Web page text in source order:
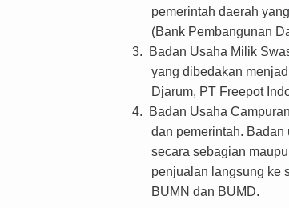
pemerintah daerah
(Bank Pembangunan
3.
Badan Usaha Milik
yang dibedakan
Djarum, PT Freepot
4.
Badan Usaha
dan pemerintah.
secara sebagian
penjualan langsung ke
BUMN dan BUMD.